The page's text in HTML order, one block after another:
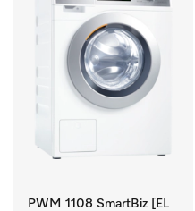
PWM 1108 SmartBiz [EL